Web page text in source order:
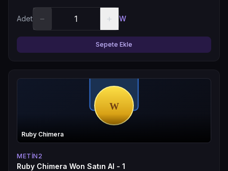
Adet − + W
Sepete Ekle
Ruby Chimera
METIN2
Ruby Chimera Won Satın Al - 1